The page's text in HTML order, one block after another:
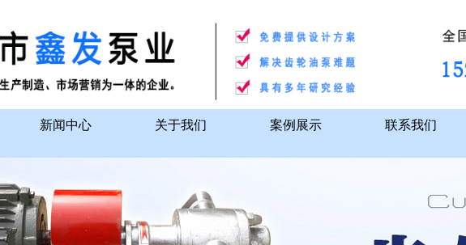
新闻中心 关于我们 案例展示 联系我们